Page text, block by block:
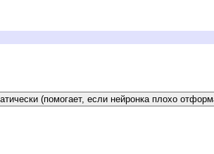
(помогает, если нейронка плохо